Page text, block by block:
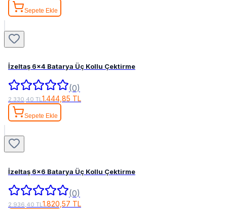
Sepete Ekle
İzeltaş 6x4 Batarya Üç Kollu Çektirme
(0)
2.330,40 TL1.444,85 TL
Sepete Ekle
İzeltaş 6x6 Batarya Üç Kollu Çektirme
(0)
2.936,40 TL1.820,57 TL